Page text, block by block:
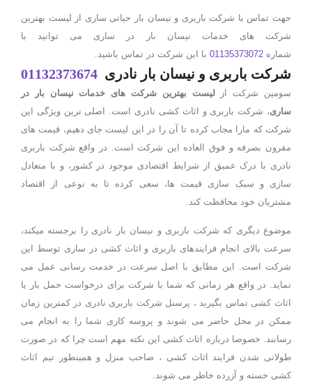
جهت تماس با شرکت باربری و نیسان بار حیاتی ساری از لیست بهترین
شرکت های خدمات نیسان بار در ساری می توانید با
شماره 01135373072 با این شرکت در تماس باشید.
شرکت باربری و نیسان بار نادری 01132373674
سومین شرکت از
لیست بهترین شرکت های خدمات نیسان بار در
ساری، شرکت باربری و اثاث کشی نادری است. اصلی ترین ویژگی این
شرکت که مارا مجاب کرده تا آن را در این لیست جای دهیم، قیمت های
مقرون بصرفه و فوق العاده این شرکت است. در واقع شرکت باربری
نادری با درک عمیق از شرایط اقتصادی موجود در کشور، و با متعادل
سازی و سبک سازی قیمت ها، سعی کرده تا به نوعی از اقتصاد
مشتریان خود محافظت کند.
موضوع دیگری که شرکت باربری و نیسان بار نادری را برجسته میکند،
سرعت بالای انجام فرایندهای باربری و اثاث کشی در ساری توسط این
شرکت است. این مطابق با اصل سرعت در خدمت رسانی عمل می
نماید. در واقع هر زمانی که شما با شرکت برای درخواست حمل بار یا
اثاث کشی تماس بگیرید ، پرسنل شرکت باربری نادری در کمترین زمان
ممکن در محل حاضر می شوند و پروسه کاری شما را به انجام می
رسانند. خصوصا درباره اثاث کشی این نکته مهم است چرا که در صورت
طولانی شدن فرایند اثاث کشی ، صاحب منزل و همینطور تیم اثاث
کشی خسته و آزرده خاطر می شوند.